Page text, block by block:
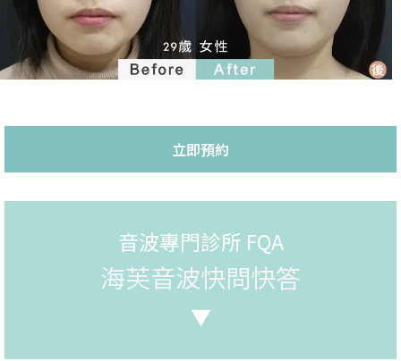
立即預約
音波專門診所 FQA
海芙音波快問快答
▼